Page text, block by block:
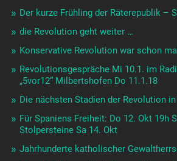
Der kurze Frühling der Räterepublik –
die Revolution geht weiter …
Konservative Revolution war schon
Revolutionsgespräche Mi 10.1. im
„5vor12“ Milbertshofen Do 11.1.18
Die nächsten Stadien der Revolution
Für Spaniens Freiheit: Do 12. Okt 19h
Stolpersteine Sa 14. Okt
Jahrhunderte katholischer